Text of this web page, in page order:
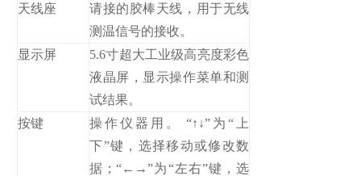
天线座
请接的胶棒天线，用于无线
测温信号的接收。
显示屏
5.6寸超大工业级高亮度彩色
液晶屏，显示操作菜单和测
试结果。
按键
操作仪器用。 “↑↓”为“上
下”键，选择移动或修改数
据；“←→”为“左右”键，选